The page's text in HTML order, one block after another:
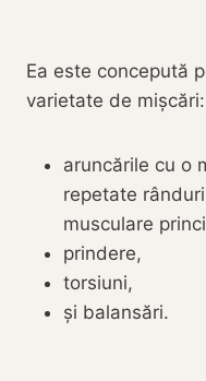
Ea este concepută
varietate de mișcări:
aruncările cu o
repetate
musculare
prindere,
torsiuni,
și balansări.